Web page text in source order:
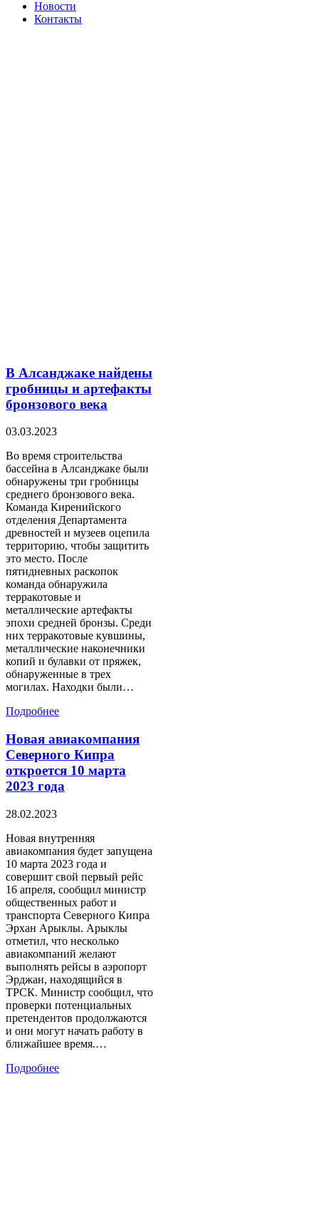
Новости
Контакты
В Алсанджаке найдены
гробницы и артефакты
бронзового века
03.03.2023
Во время строительства
бассейна в Алсанджаке были
обнаружены три гробницы
среднего бронзового века.
Команда Киренийского
отделения Департамента
древностей и музеев оцепила
территорию, чтобы защитить
это место. После
пятидневных раскопок
команда обнаружила
терракотовые и
металлические артефакты
эпохи средней бронзы. Среди
них терракотовые кувшины,
металлические наконечники
копий и булавки от пряжек,
обнаруженные в трех
могилах. Находки были…
Подробнее
Новая авиакомпания
Северного Кипра
откроется 10 марта
2023 года
28.02.2023
Новая внутренняя
авиакомпания будет запущена
10 марта 2023 года и
совершит свой первый рейс
16 апреля, сообщил министр
общественных работ и
транспорта Северного Кипра
Эрхан Арыклы. Арыклы
отметил, что несколько
авиакомпаний желают
выполнять рейсы в аэропорт
Эрджан, находящийся в
ТРСК. Министр сообщил, что
проверки потенциальных
претендентов продолжаются
и они могут начать работу в
ближайшее время.…
Подробнее